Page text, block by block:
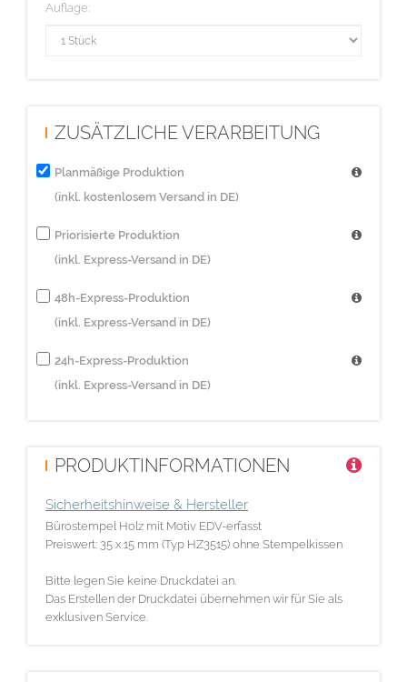
Auflage:
ZUSÄTZLICHE VERARBEITUNG
Planmäßige Produktion
(inkl. kostenlosem Versand in DE)
Priorisierte Produktion
(inkl. Express-Versand in DE)
48h-Express-Produktion
(inkl. Express-Versand in DE)
24h-Express-Produktion
(inkl. Express-Versand in DE)
PRODUKTINFORMATIONEN
Sicherheitshinweise & Hersteller
Bürostempel Holz mit Motiv EDV-erfasst
Preiswert: 35 x 15 mm (Typ HZ3515) ohne Stempelkissen
Bitte legen Sie keine Druckdatei an.
Das Erstellen der Druckdatei übernehmen wir für Sie als
exklusiven Service.